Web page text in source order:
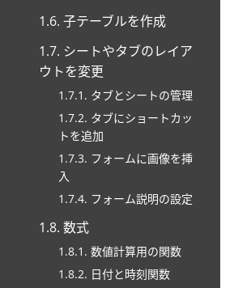
1.6. 子テーブルを作成
1.7. シートやタブのレイア
ウトを変更
1.7.1. タブとシートの管理
1.7.2. タブにショートカッ
トを追加
1.7.3. フォームに画像を挿
入
1.7.4. フォーム説明の設定
1.8. 数式
1.8.1. 数値計算用の関数
1.8.2. 日付と時刻関数